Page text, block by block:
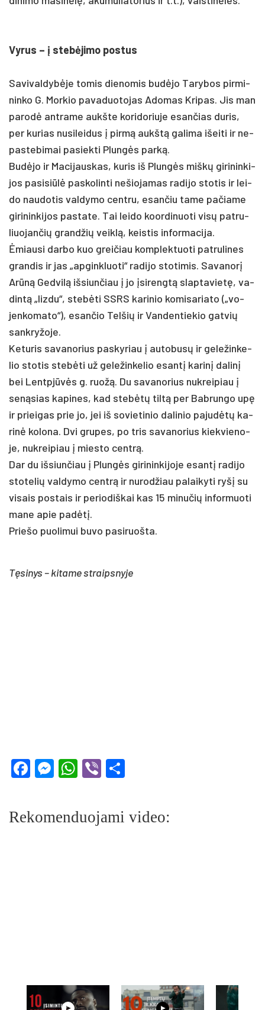
Vy­rus – į stebė­ji­mo po­stus
Sa­vi­val­dybė­je to­mis die­no­mis budė­jo Ta­ry­bos pir­mi­
nin­ko G. Mor­kio pa­va­duo­to­jas Ado­mas Kri­pas. Jis man
pa­rodė ant­ra­me aukš­te ko­ri­do­riu­je esan­čias du­ris,
per ku­rias nu­si­lei­dus į pirmą aukštą ga­li­ma išei­ti ir ne­
pas­te­bi­mai pa­siek­ti Plungės par­ką.
Budė­jo ir Ma­ci­jaus­kas, ku­ris iš Plungės miškų gi­ri­nin­ki­
jos pa­si­siūlė pa­sko­lin­ti ne­šio­ja­mas ra­di­jo sto­tis ir lei­
do nau­do­tis val­dy­mo cent­ru, esan­čiu ta­me pa­čia­me
gi­ri­nin­ki­jos pa­sta­te. Tai lei­do koor­di­nuo­ti visų pa­tru­
liuo­jan­čių grand­žių veiklą, keis­tis in­for­ma­ci­ja.
Ėmiau­si dar­bo kuo grei­čiau komp­lek­tuo­ti pa­tru­li­nes
gran­dis ir jas „ap­gink­luo­ti“ ra­di­jo sto­ti­mis. Sa­va­norį
Arūną Ged­vilą iš­siun­čiau į jo įsi­rengtą slap­ta­vietę, va­
dintą „liz­du“, stebė­ti SSRS ka­ri­nio ko­mi­sa­ria­to („vo­
jen­ko­ma­to“), esan­čio Tel­šių ir Van­den­tie­kio gat­vių
san­kry­žo­je.
Ke­tu­ris sa­va­no­rius pa­sky­riau į au­to­busų ir ge­le­žin­ke­
lio sto­tis stebė­ti už ge­le­žin­ke­lio esantį ka­rinį da­linį
bei Lentpjūvės g. ruožą. Du sa­va­no­rius nu­krei­piau į
seną­sias ka­pi­nes, kad stebėtų tiltą per Bab­run­go upę
ir priei­gas prie jo, jei iš so­vie­ti­nio da­li­nio pa­judėtų ka­
rinė ko­lo­na. Dvi gru­pes, po tris sa­va­no­rius kiek­vie­no­
je, nu­krei­piau į mies­to centrą.
Dar du iš­siun­čiau į Plungės gi­ri­nin­ki­jo­je esantį ra­di­jo
sto­te­lių val­dy­mo centrą ir nu­rod­žiau pa­lai­ky­ti ryšį su
vi­sais po­stais ir pe­rio­diš­kai kas 15 mi­nu­čių in­for­muo­ti
ma­ne apie pa­dėtį.
Prie­šo puo­li­mui bu­vo pa­si­ruoš­ta.
Tęsi­nys – ki­ta­me straipsnyje
Facebook
Messenger
WhatsApp
Viber
Rekomenduojami video: